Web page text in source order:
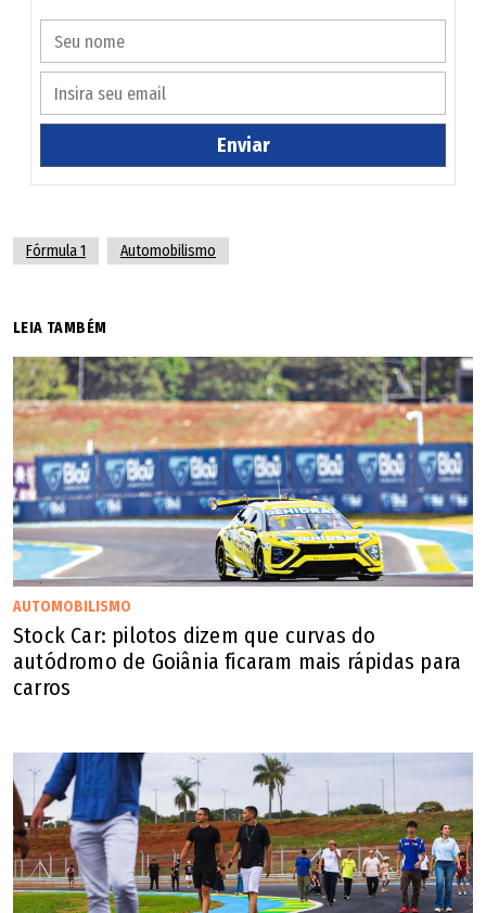
Charles Leclerc (Ferrari)
Lewis Hamilton (Ferrari)
Enviar
Fórmula 1 Automobilismo
LEIA TAMBÉM
AUTOMOBILISMO
Stock Car: pilotos dizem que curvas do
autódromo de Goiânia ficaram mais rápidas para
carros